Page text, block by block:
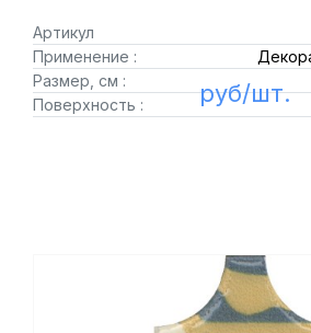
Артикул
Применение :
Размер, см :
Поверхность :
руб/шт.